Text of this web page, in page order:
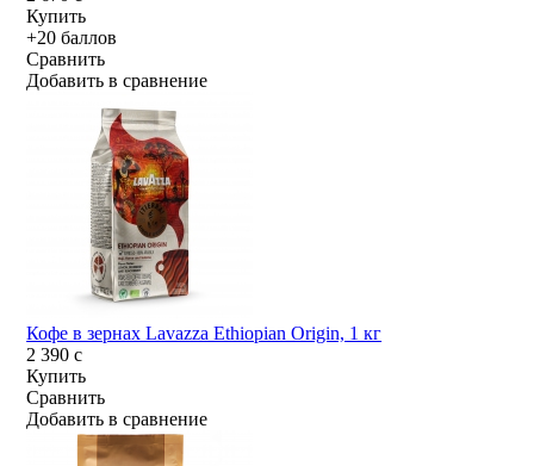
Купить
+20 баллов
Сравнить
Добавить в сравнение
Кофе в зернах Lavazza Ethiopian Origin, 1 кг
2 390c
Купить
Сравнить
Добавить в сравнение